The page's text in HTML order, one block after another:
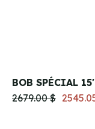
BOB SPÉCIAL
2679.00 $